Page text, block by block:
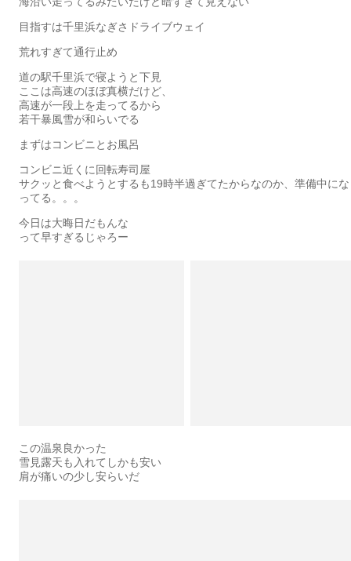
目指すは千里浜なぎさドライブウェイ
荒れすぎて通行止め
道の駅千里浜で寝ようと下見
ここは高速のほぼ真横だけど、
高速が一段上を走ってるから
若干暴風雪が和らいでる
まずはコンビニとお風呂
コンビニ近くに回転寿司屋
サクッと食べようとするも19時半過ぎてたからなのか、準備中にな
ってる。。。
今日は大晦日だもんな
って早すぎるじゃろー
この温泉良かった
雪見露天も入れてしかも安い
肩が痛いの少し安らいだ